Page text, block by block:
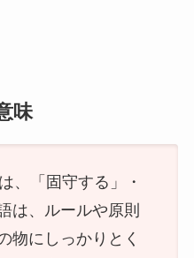
味
、「固守する」・
は、ルールや原則
物にしっかりとく